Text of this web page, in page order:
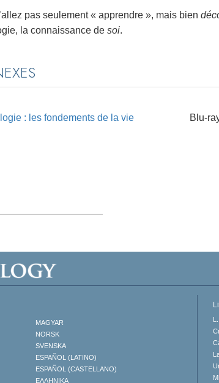
pas seulement « apprendre », mais bien
la connaissance de soi.
: les fondements de la vie Blu-
MAGYAR
NORSK
SVENSKA
ESPAÑOL (LATINO)
ESPAÑOL (CASTELLANO)
ΕΛΛΗΝΙΚA